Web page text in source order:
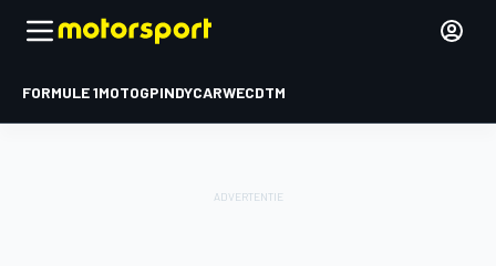
FORMULE 1MOTOGPINDYCARWECDTM